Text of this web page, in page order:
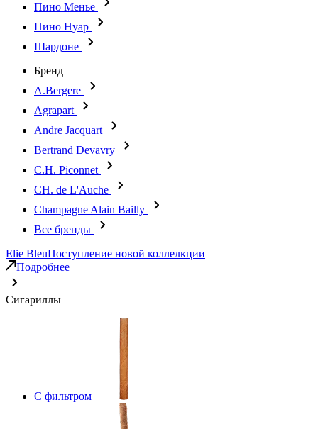
Пино Менье
Пино Нуар
Шардоне
Бренд
A.Bergere
Agrapart
Andre Jacquart
Bertrand Devavry
C.H. Piconnet
CH. de L'Auche
Champagne Alain Bailly
Все бренды
Elie BleuПоступление новой коллелкции
Подробнее
Сигариллы
С фильтром